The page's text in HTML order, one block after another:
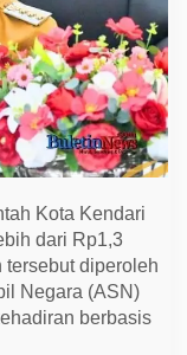
Kota Kendari
dari Rp1,3
tersebut diperoleh
Negara (ASN)
berbasis